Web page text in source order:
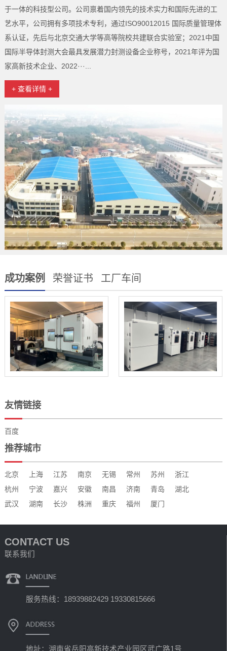
于一体的科技型公司。公司禀着国内领先的技术实力和国际先进的工
艺水平，公司拥有多项技术专利，通过ISO90012015 国际质量管理体
系认证，先后与北京交通大学等高等院校共建联合实验室；2021中国
国际半导体封测大会最具发展潜力封测设备企业称号，2021年评为国
家高新技术企业、2022···...
+ 查看详情 +
成功案例 荣誉证书 工厂车间
友情链接
百度
推荐城市
北京 上海 江苏 南京 无锡 常州 苏州
浙江
杭州
宁波 嘉兴 安徽 南昌 济南 青岛
湖北
武汉
湖南 长沙 株洲 重庆 福州 厦门
CONTACT US
联系我们
服务热线：18939882429 19330815666
地址：湖南省岳阳高新技术产业园区武广路1号